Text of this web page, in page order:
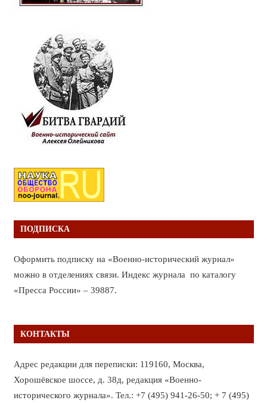
ПОДПИСКА
Оформить подписку на «Военно-исторический журнал»
можно в отделениях связи. Индекс журнала по каталогу
«Пресса России» – 39887.
КОНТАКТЫ
Адрес редакции для переписки: 119160, Москва,
Хорошёвское шоссе, д. 38д, редакция «Военно-
исторического журнала». Тел.: +7 (495) 941-26-50; + 7 (495)